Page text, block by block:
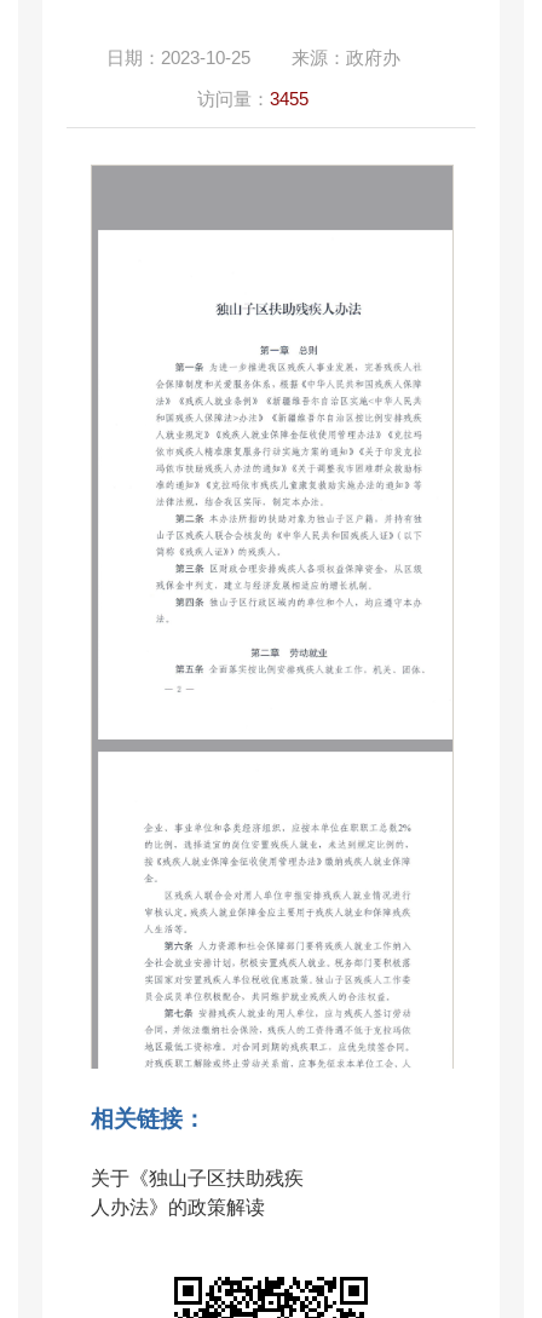
日期： 2023-10-25 来源： 政府办
访问量： 3455
相关链接：
关于《独山子区扶助残疾
人办法》的政策解读